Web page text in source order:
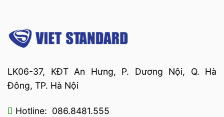
LK06-37, KĐT An Hưng, P. Dương Nội, Q. Hà
Đông, TP. Hà Nội
Hotline: 086.8481.555